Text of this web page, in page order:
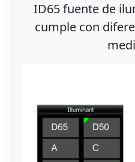
ID65 fuente de
cumple con